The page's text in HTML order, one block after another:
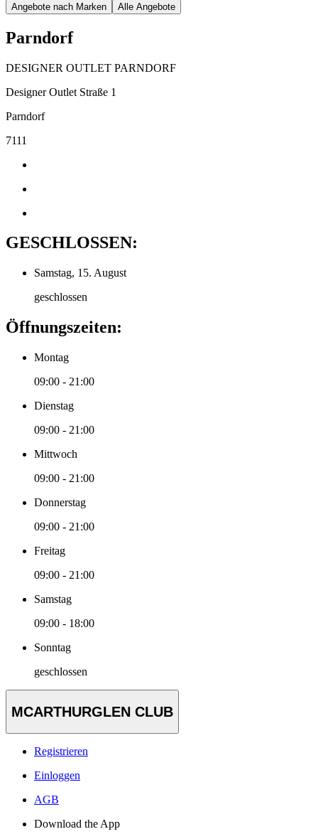
Angebote nach Marken
Alle Angebote
Parndorf
DESIGNER OUTLET PARNDORF
Designer Outlet Straße 1
Parndorf
7111
GESCHLOSSEN:
Samstag, 15. August
geschlossen
Öffnungszeiten:
Montag
09:00 - 21:00
Dienstag
09:00 - 21:00
Mittwoch
09:00 - 21:00
Donnerstag
09:00 - 21:00
Freitag
09:00 - 21:00
Samstag
09:00 - 18:00
Sonntag
geschlossen
MCARTHURGLEN CLUB
Registrieren
Einloggen
AGB
Download the App